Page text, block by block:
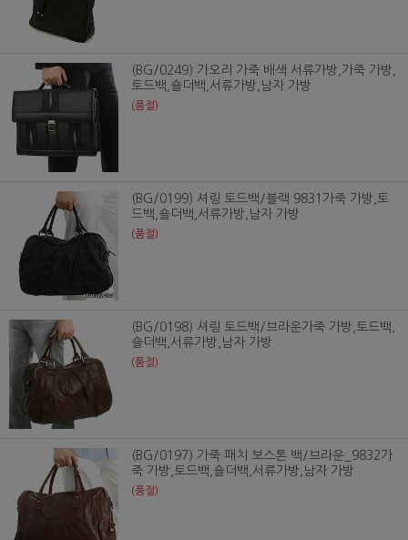
(BG/0249) 가오리 가죽 배색 서류가방,가죽 가방,
토드백,숄더백,서류가방,남자 가방
(품절)
(BG/0199) 셔링 토드백/블랙 9831가죽 가방,토
드백,숄더백,서류가방,남자 가방
(품절)
(BG/0198) 셔링 토드백/브라운가죽 가방,토드백,
숄더백,서류가방,남자 가방
(품절)
(BG/0197) 가죽 패치 보스톤 백/브라운_9832가
죽 가방,토드백,숄더백,서류가방,남자 가방
(품절)